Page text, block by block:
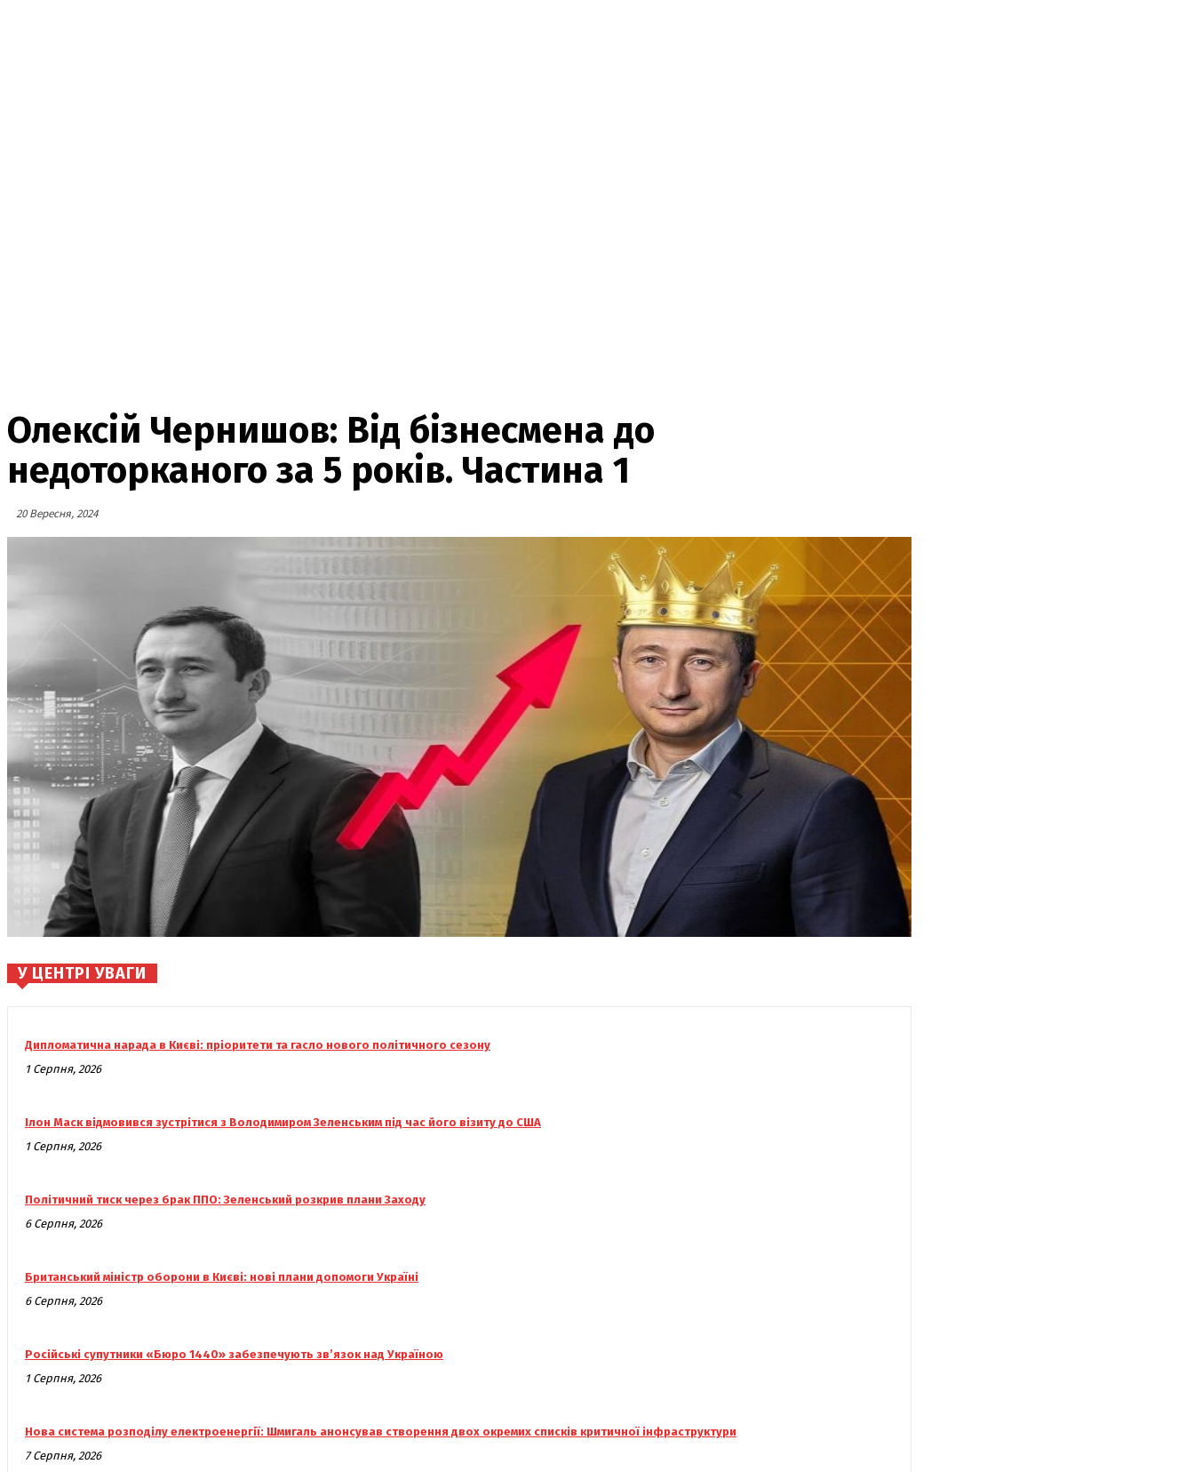
Олексій Чернишов: Від бізнесмена до
недоторканого за 5 років. Частина 1
20 Вересня, 2024
У ЦЕНТРІ УВАГИ
Дипломатична нарада в Києві: пріоритети та гасло нового політичного сезону
1 Серпня, 2026
Ілон Маск відмовився зустрітися з Володимиром Зеленським під час його візиту до США
1 Серпня, 2026
Політичний тиск через брак ППО: Зеленський розкрив плани Заходу
6 Серпня, 2026
Британський міністр оборони в Києві: нові плани допомоги Україні
6 Серпня, 2026
Російські супутники «Бюро 1440» забезпечують зв’язок над Україною
1 Серпня, 2026
Нова система розподілу електроенергії: Шмигаль анонсував створення двох окремих списків критичної інфраструктури
7 Серпня, 2026